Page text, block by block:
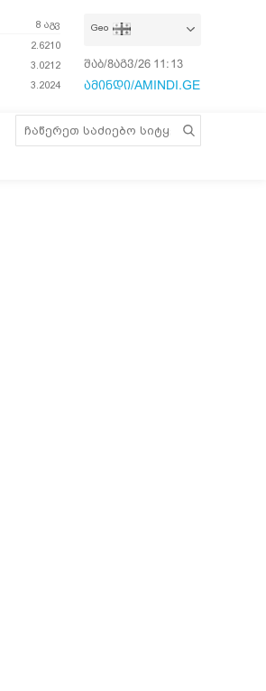
8 აგვ
2.6210
3.0212
3.2024
Geo
შაბ/8აგვ/26 11:13:34
ამინდი/AMINDI.GE